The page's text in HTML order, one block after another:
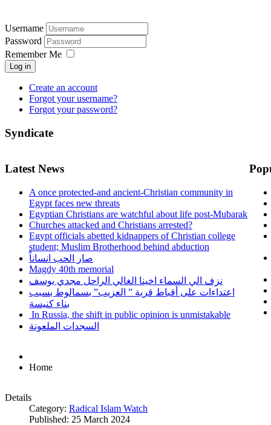
Username
Password
Remember Me
Log in
Create an account
Forgot your username?
Forgot your password?
Syndicate
Latest News
A once protected-and ancient-Christian community in
Egypt faces new threats
Egyptian Christians are watchful about life post-Mubarak
Churches attacked and Christians arrested?
Egypt officials abetted kidnappers of Christian college
student; Muslim Brotherhood behind abduction
صار الحب انساناً
Magdy 40th memorial
نزف الي السماء اخينا الغالي الراحل مجدي يوسف
اعتداءات على أقباط قرية ” العزيب” بسمالوط بسبب
بناء كنيسة
In Russia, the shift in public opinion is unmistakable
السجدات الملعونة
Home
Details
Category: Radical Islam Watch
Published: 25 March 2024